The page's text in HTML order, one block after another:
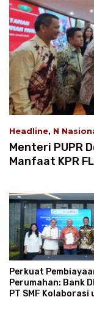
Headline, N
Menteri PUPR
Manfaat KPR
Perkuat
Perumahan: Bank
PT SMF Kolaborasi